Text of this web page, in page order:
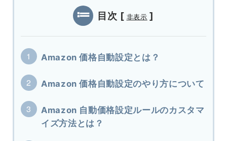
目次 [ 非表示 ]
Amazon 価格自動設定とは？
Amazon 価格自動設定のやり方について
Amazon 自動価格設定ルールのカスタマ
イズ方法とは？